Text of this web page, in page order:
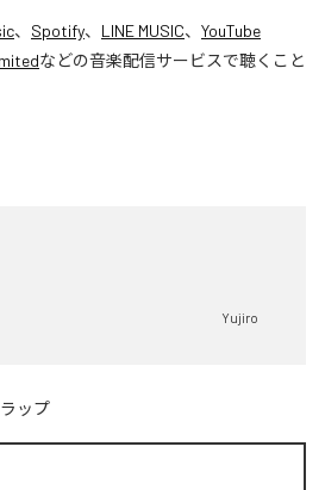
、 Spotify、 LINE MUSIC、 YouTube
などの音楽配信サービスで聴くこと
Yujiro
ップ